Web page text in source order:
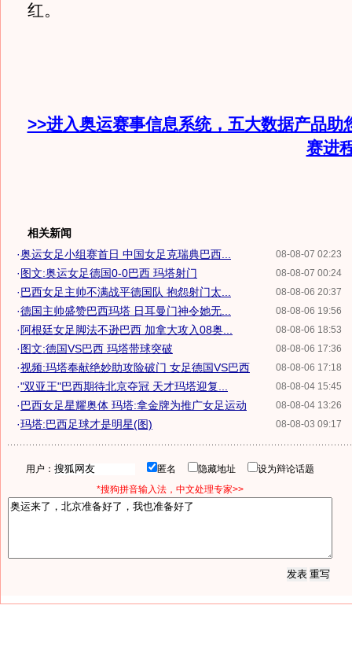
红。
>>进入奥运赛事信息系统，五大数据产品助
赛进
相关新闻
08-08-07 02:23
·奥运女足小组赛首日 中国女足克瑞典巴西...
08-08-07 00:24
·图文:奥运女足德国0-0巴西 玛塔射门
08-08-06 20:37
·巴西女足主帅不满战平德国队 抱怨射门太...
08-08-06 19:56
·德国主帅盛赞巴西玛塔 日耳曼门神令她无...
08-08-06 18:53
· 阿根廷女足脚法不逊巴西 加拿大攻入08奥...
08-08-06 17:36
·图文:德国VS巴西 玛塔带球突破
08-08-06 17:18
·视频:玛塔奉献绝妙助攻险破门 女足德国VS巴西
08-08-04 15:45
·"双亚王"巴西期待北京夺冠 天才玛塔迎复...
08-08-04 13:26
·巴西女足星耀奥体 玛塔:拿金牌为推广女足运动
08-08-03 09:17
·玛塔:巴西足球才是明星(图)
用户： 匿名 隐藏地址
设为辩论话题
*搜狗拼音输入法，中文处理专家>>